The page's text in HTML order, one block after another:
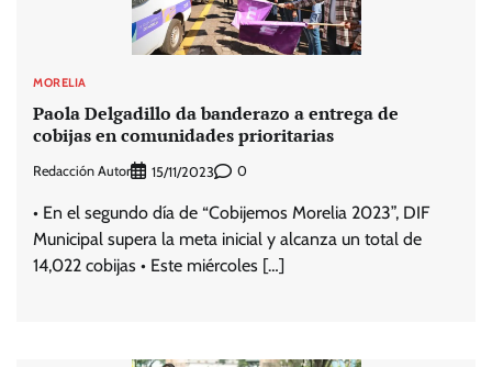
MORELIA
Paola Delgadillo da banderazo a entrega de
cobijas en comunidades prioritarias
Redacción Autor 15/11/2023 0
• En el segundo día de “Cobijemos Morelia 2023”, DIF
Municipal supera la meta inicial y alcanza un total de
14,022 cobijas • Este miércoles […]